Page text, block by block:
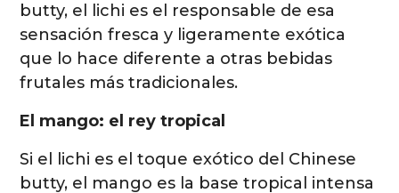
butty, el lichi es el responsable de esa
sensación fresca y ligeramente exótica
que lo hace diferente a otras bebidas
frutales más tradicionales.
El mango: el rey tropical
Si el lichi es el toque exótico del Chinese
butty, el mango es la base tropical intensa